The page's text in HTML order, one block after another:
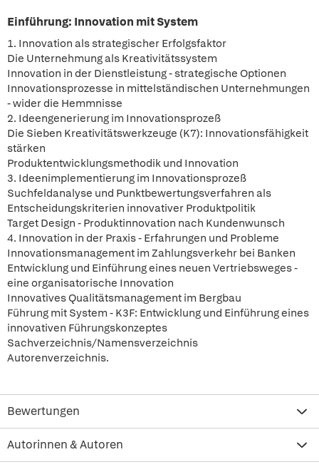
Einführung: Innovation mit System
1. Innovation als strategischer Erfolgsfaktor
Die Unternehmung als Kreativitätssystem
Innovation in der Dienstleistung - strategische Optionen
Innovationsprozesse in mittelständischen Unternehmungen
- wider die Hemmnisse
2. Ideengenerierung im Innovationsprozeß
Die Sieben Kreativitätswerkzeuge (K7): Innovationsfähigkeit
stärken
Produktentwicklungsmethodik und Innovation
3. Ideenimplementierung im Innovationsprozeß
Suchfeldanalyse und Punktbewertungsverfahren als
Entscheidungskriterien innovativer Produktpolitik
Target Design - Produktinnovation nach Kundenwunsch
4. Innovation in der Praxis - Erfahrungen und Probleme
Innovationsmanagement im Zahlungsverkehr bei Banken
Entwicklung und Einführung eines neuen Vertriebsweges -
eine organisatorische Innovation
Innovatives Qualitätsmanagement im Bergbau
Führung mit System - K3F: Entwicklung und Einführung eines
innovativen Führungskonzeptes
Sachverzeichnis/Namensverzeichnis
Autorenverzeichnis.
Bewertungen
Autorinnen & Autoren